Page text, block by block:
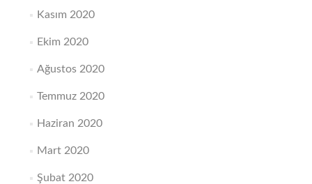
Kasım 2020
Ekim 2020
Ağustos 2020
Temmuz 2020
Haziran 2020
Mart 2020
Şubat 2020